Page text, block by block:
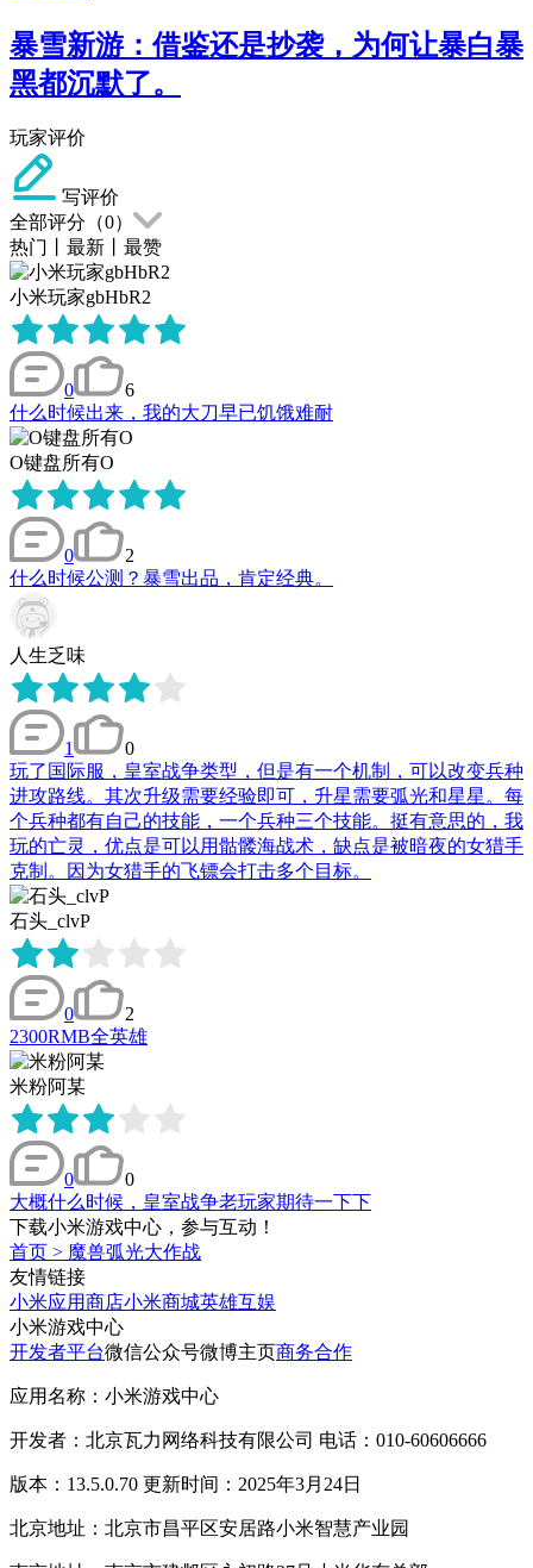
暴雪新游：借鉴还是抄袭，为何让暴白暴
黑都沉默了。
玩家评价
写评价
全部评分（0）
热门
最新 最赞
小米玩家gbHbR2
0
6
什么时候出来，我的大刀早已饥饿难耐
O键盘所有O
0
2
什么时候公测？暴雪出品，肯定经典。
人生乏味
1
0
玩了国际服，皇室战争类型，但是有一个机制，可以改变兵种
进攻路线。其次升级需要经验即可，升星需要弧光和星星。每
个兵种都有自己的技能，一个兵种三个技能。挺有意思的，我
玩的亡灵，优点是可以用骷髅海战术，缺点是被暗夜的女猎手
克制。因为女猎手的飞镖会打击多个目标。
石头_clvP
0
2
2300RMB全英雄
米粉阿某
0
0
大概什么时候，皇室战争老玩家期待一下下
下载小米游戏中心，参与互动！
首页 > 魔兽弧光大作战
友情链接
小米应用商店小米商城英雄互娱
小米游戏中心
开发者平台微信公众号微博主页商务合作
应用名称：小米游戏中心
开发者：北京瓦力网络科技有限公司 电话：010-60606666
版本：13.5.0.70 更新时间：2025年3月24日
北京地址：北京市昌平区安居路小米智慧产业园